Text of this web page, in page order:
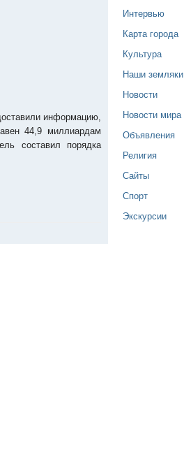
информацию,
44,9 миллиардам
составил порядка
Интервью
Карта города
Культура
Наши земляки
Новости
Новости мира
Объявления
Религия
Сайты
Спорт
Экскурсии